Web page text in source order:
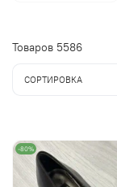
Товаров 5586
СОРТИРОВКА
-80%